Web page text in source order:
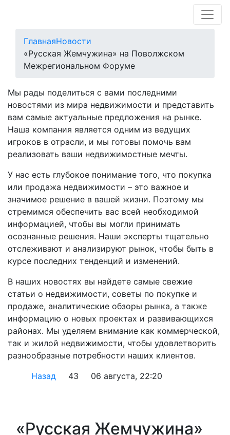
ГлавнаяНовости
«Русская Жемчужина» на Поволжском
Межрегиональном Форуме
Мы рады поделиться с вами последними
новостями из мира недвижимости и представить
вам самые актуальные предложения на рынке.
Наша компания является одним из ведущих
игроков в отрасли, и мы готовы помочь вам
реализовать ваши недвижимостные мечты.
У нас есть глубокое понимание того, что покупка
или продажа недвижимости – это важное и
значимое решение в вашей жизни. Поэтому мы
стремимся обеспечить вас всей необходимой
информацией, чтобы вы могли принимать
осознанные решения. Наши эксперты тщательно
отслеживают и анализируют рынок, чтобы быть в
курсе последних тенденций и изменений.
В наших новостях вы найдете самые свежие
статьи о недвижимости, советы по покупке и
продаже, аналитические обзоры рынка, а также
информацию о новых проектах и развивающихся
районах. Мы уделяем внимание как коммерческой,
так и жилой недвижимости, чтобы удовлетворить
разнообразные потребности наших клиентов.
Назад
43 06 августа, 22:20
«Русская Жемчужина»